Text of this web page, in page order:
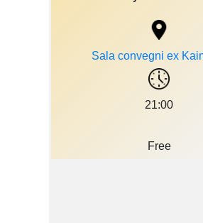
Sala convegni ex
21:00
Free